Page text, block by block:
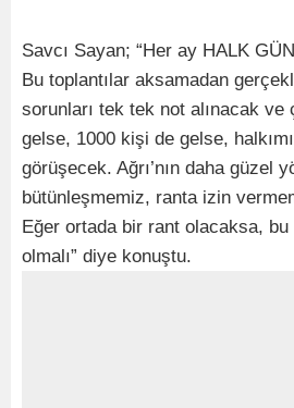
Savcı Sayan; “Her ay HALK
Bu toplantılar aksamadan
sorunları tek tek not alınacak
gelse, 1000 kişi de gelse,
görüşecek. Ağrı’nın daha güzel
bütünleşmemiz, ranta izin
Eğer ortada bir rant olacaksa,
olmalı” diye konuştu.